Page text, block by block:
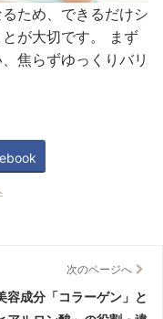
ため、できるだけシ
が大切です。 まず
焦らずゆっくりバリ
次のページへ
容成分「コラーゲン」と